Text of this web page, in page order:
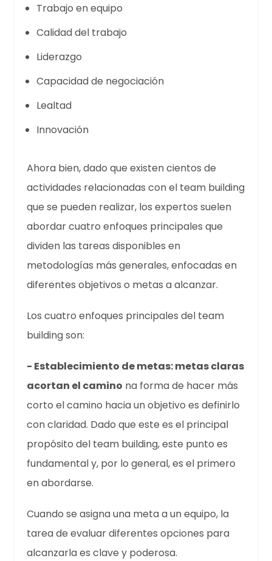
Trabajo en equipo
Calidad del trabajo
Liderazgo
Capacidad de negociación
Lealtad
Innovación
Ahora bien, dado que existen cientos de
actividades relacionadas con el team building
que se pueden realizar, los expertos suelen
abordar cuatro enfoques principales que
dividen las tareas disponibles en
metodologías más generales, enfocadas en
diferentes objetivos o metas a alcanzar.
Los cuatro enfoques principales del team
building son:
- Establecimiento de metas: metas claras
acortan el camino na forma de hacer más
corto el camino hacia un objetivo es definirlo
con claridad. Dado que este es el principal
propósito del team building, este punto es
fundamental y, por lo general, es el primero
en abordarse.
Cuando se asigna una meta a un equipo, la
tarea de evaluar diferentes opciones para
alcanzarla es clave y poderosa.